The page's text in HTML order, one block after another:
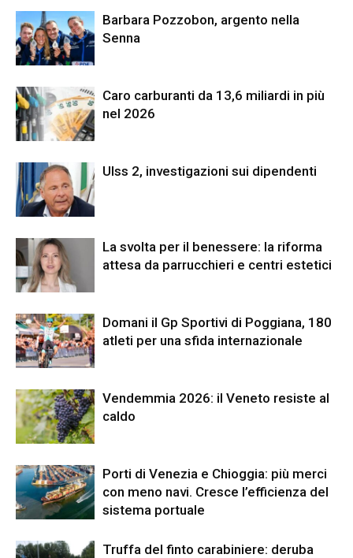
Barbara Pozzobon, argento nella
Senna
Caro carburanti da 13,6 miliardi in più
nel 2026
Ulss 2, investigazioni sui dipendenti
La svolta per il benessere: la riforma
attesa da parrucchieri e centri estetici
Domani il Gp Sportivi di Poggiana, 180
atleti per una sfida internazionale
Vendemmia 2026: il Veneto resiste al
caldo
Porti di Venezia e Chioggia: più merci
con meno navi. Cresce l’efficienza del
sistema portuale
Truffa del finto carabiniere: deruba